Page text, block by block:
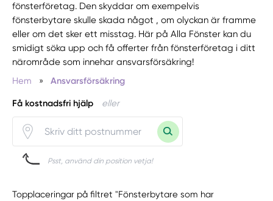
fönsterföretag. Den skyddar om exempelvis
fönsterbytare skulle skada något , om olyckan är framme
eller om det sker ett misstag. Här på Alla Fönster kan du
smidigt söka upp och få offerter från fönsterföretag i ditt
närområde som innehar ansvarsförsäkring!
Hem
» Ansvarsförsäkring
Få kostnadsfri hjälp eller
Psst, använd din position vetja!
Topplaceringar på filtret "Fönsterbytare som har